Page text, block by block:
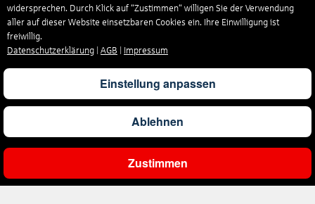
Angebot
Gesamtpreis Pro Person
widersprechen. Durch Klick auf “Zustimmen“ willigen Sie der Verwendung
aller auf dieser Website einsetzbaren Cookies ein. Ihre Einwilligung ist
freiwillig.
Datenschutzerklärung
AGB Impressum
Einstellung anpassen
Ablehnen
Zustimmen